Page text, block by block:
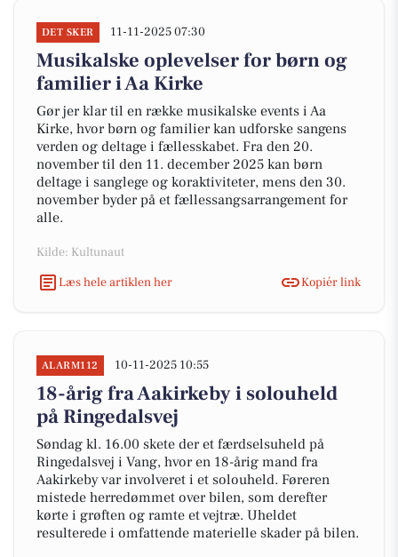
DET SKER 11-11-2025 07:30
Musikalske oplevelser for børn og
familier i Aa Kirke
Gør jer klar til en række musikalske events i Aa
Kirke, hvor børn og familier kan udforske sangens
verden og deltage i fællesskabet. Fra den 20.
november til den 11. december 2025 kan børn
deltage i sanglege og koraktiviteter, mens den 30.
november byder på et fællessangsarrangement for
alle.
Kilde: Kultunaut
Læs hele artiklen her
Kopiér link
ALARM112 10-11-2025 10:55
18-årig fra Aakirkeby i solouheld
på Ringedalsvej
Søndag kl. 16.00 skete der et færdselsuheld på
Ringedalsvej i Vang, hvor en 18-årig mand fra
Aakirkeby var involveret i et solouheld. Føreren
mistede herredømmet over bilen, som derefter
kørte i grøften og ramte et vejtræ. Uheldet
resulterede i omfattende materielle skader på bilen.